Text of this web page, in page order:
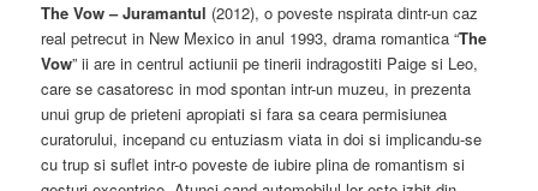
The Vow – Juramantul (2012), o poveste nspirata dintr-un caz
real petrecut in New Mexico in anul 1993, drama romantica “The
Vow” ii are in centrul actiunii pe tinerii indragostiti Paige si Leo,
care se casatoresc in mod spontan intr-un muzeu, in prezenta
unui grup de prieteni apropiati si fara sa ceara permisiunea
curatorului, incepand cu entuziasm viata in doi si implicandu-se
cu trup si suflet intr-o poveste de iubire plina de romantism si